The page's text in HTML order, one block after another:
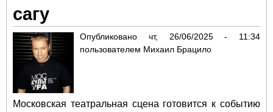
сагу
Опубликовано чт, 26/06/2025 - 11:34
пользователем Михаил Брацило
Московская театральная сцена готовится к событию